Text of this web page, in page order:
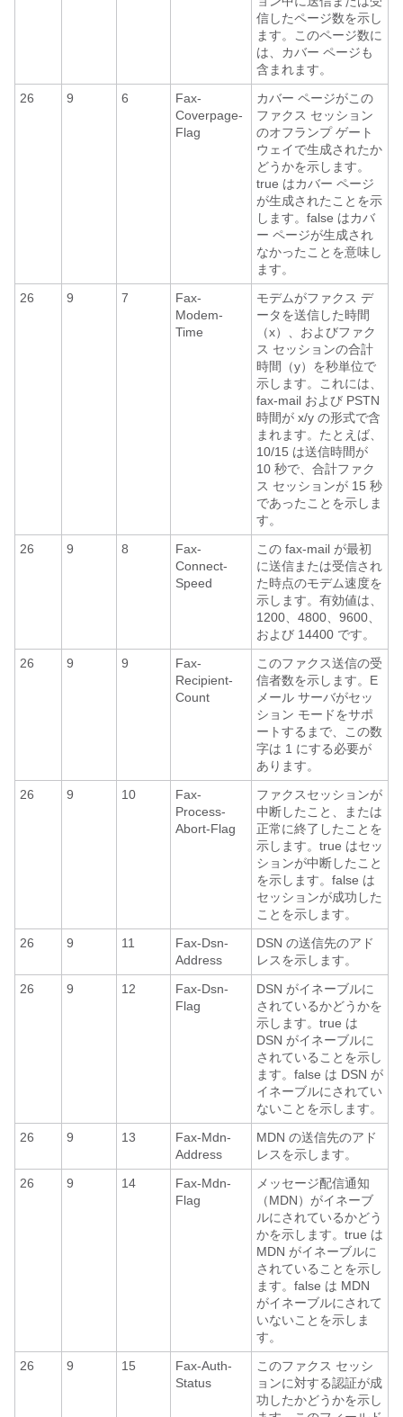
信したページ数を示し
ます。このページ数に
は、カバー ページも
含まれます。
26
9 6
Fax-
Coverpage-
Flag
カバー ページがこの
ファクス セッション
のオフランプ ゲート
ウェイで生成されたか
どうかを示します。
true はカバー ページ
が生成されたことを示
します。false はカバ
ー ページが生成され
なかったことを意味し
ます。
26
9 7
Fax-
Modem-
Time
モデムがファクス デ
ータを送信した時間
（x）、およびファク
ス セッションの合計
時間（y）を秒単位で
示します。これには、
fax-mail および PSTN
時間が x/y の形式で含
まれます。たとえば、
10/15 は送信時間が
10 秒で、合計ファク
ス セッションが 15 秒
であったことを示しま
す。
26
9 8
Fax-
Connect-
Speed
この fax-mail が最初
に送信または受信され
た時点のモデム速度を
示します。有効値は、
1200、4800、9600、
および 14400 です。
26
9 9
Fax-
Recipient-
Count
このファクス送信の受
信者数を示します。E
メール サーバがセッ
ション モードをサポ
ートするまで、この数
字は 1 にする必要が
あります。
26
9 10
Fax-
Process-
Abort-Flag
ファクスセッションが
中断したこと、または
正常に終了したことを
示します。true はセッ
ションが中断したこと
を示します。false は
セッションが成功した
ことを示します。
26
9 11
Fax-Dsn-
Address
DSN の送信先のアド
レスを示します。
26
9 12
Fax-Dsn-
Flag
DSN がイネーブルに
されているかどうかを
示します。true は
DSN がイネーブルに
されていることを示し
ます。false は DSN が
イネーブルにされてい
ないことを示します。
26
9 13
Fax-Mdn-
Address
MDN の送信先のアド
レスを示します。
26
9 14
Fax-Mdn-
Flag
メッセージ配信通知
（MDN）がイネーブ
ルにされているかどう
かを示します。true は
MDN がイネーブルに
されていることを示し
ます。false は MDN
がイネーブルにされて
いないことを示しま
す。
26
9 15
Fax-Auth-
Status
このファクス セッシ
ョンに対する認証が成
功したかどうかを示し